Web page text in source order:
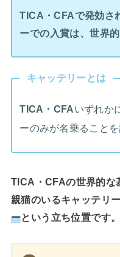
TICA・CFAで発効さ
ーでの入賞は、世界
キャッテリーとは
TICA・CFAいずれか
ーのみが名乗ることを
TICA・CFAの世界的な
親猫のいるキャッテリー
ーという立ち位置です。